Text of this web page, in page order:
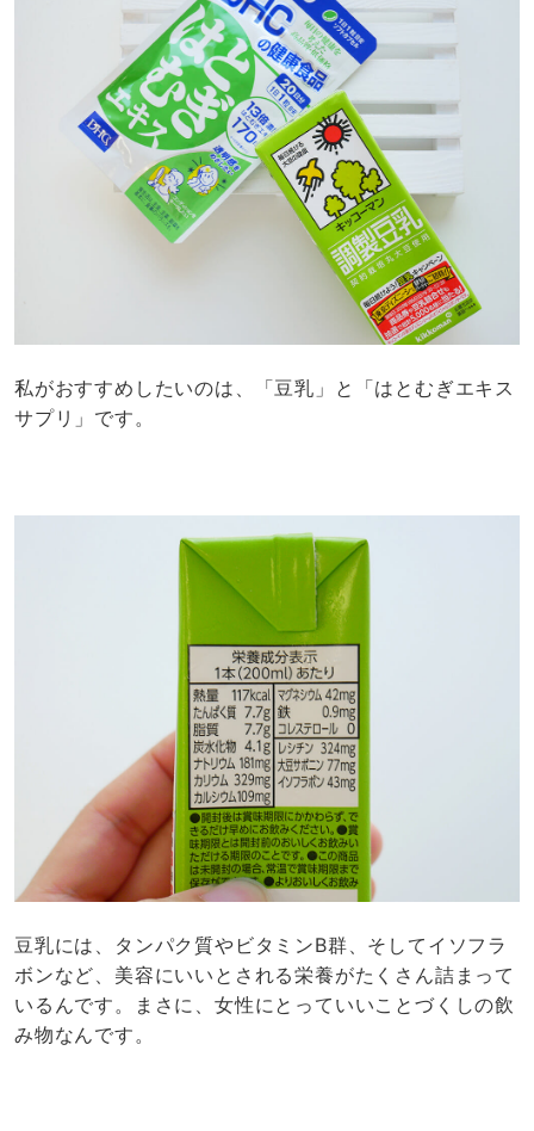
私がおすすめしたいのは、「豆乳」と「はとむぎエキス
サプリ」です。
豆乳には、タンパク質やビタミンB群、そしてイソフラ
ボンなど、美容にいいとされる栄養がたくさん詰まって
いるんです。まさに、女性にとっていいことづくしの飲
み物なんです。